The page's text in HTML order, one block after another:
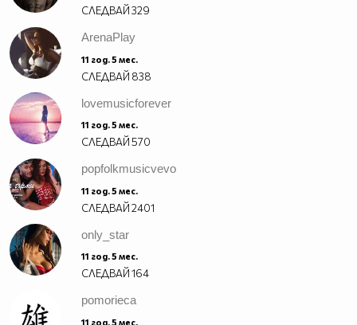
СЛЕДВАЙ329
ArenaPlay
11 год. 5 мес.
СЛЕДВАЙ 838
lovemusicforever
11 год. 5 мес.
СЛЕДВАЙ570
popfolkmusicvevo
11 год. 5 мес.
СЛЕДВАЙ2401
only_star
11 год. 5 мес.
СЛЕДВАЙ164
pomorieca
11 год. 5 мес.